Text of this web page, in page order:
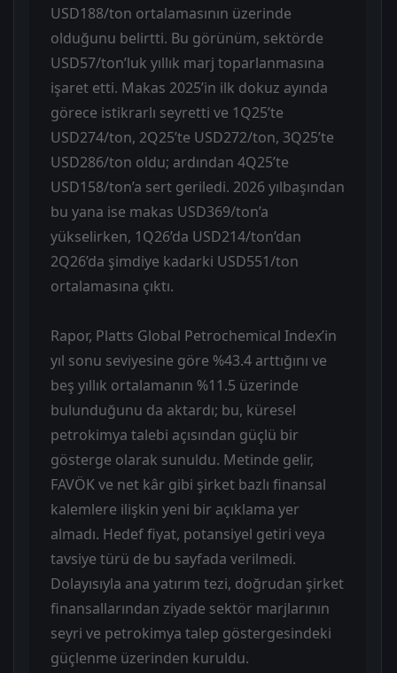
USD188/ton ortalamasının üzerinde
olduğunu belirtti. Bu görünüm, sektörde
USD57/ton’luk yıllık marj toparlanmasına
işaret etti. Makas 2025’in ilk dokuz ayında
görece istikrarlı seyretti ve 1Q25’te
USD274/ton, 2Q25’te USD272/ton, 3Q25’te
USD286/ton oldu; ardından 4Q25’te
USD158/ton’a sert geriledi. 2026 yılbaşından
bu yana ise makas USD369/ton’a
yükselirken, 1Q26’da USD214/ton’dan
2Q26’da şimdiye kadarki USD551/ton
ortalamasına çıktı.
Rapor, Platts Global Petrochemical Index’in
yıl sonu seviyesine göre %43.4 arttığını ve
beş yıllık ortalamanın %11.5 üzerinde
bulunduğunu da aktardı; bu, küresel
petrokimya talebi açısından güçlü bir
gösterge olarak sunuldu. Metinde gelir,
FAVÖK ve net kâr gibi şirket bazlı finansal
kalemlere ilişkin yeni bir açıklama yer
almadı. Hedef fiyat, potansiyel getiri veya
tavsiye türü de bu sayfada verilmedi.
Dolayısıyla ana yatırım tezi, doğrudan şirket
finansallarından ziyade sektör marjlarının
seyri ve petrokimya talep göstergesindeki
güçlenme üzerinden kuruldu.